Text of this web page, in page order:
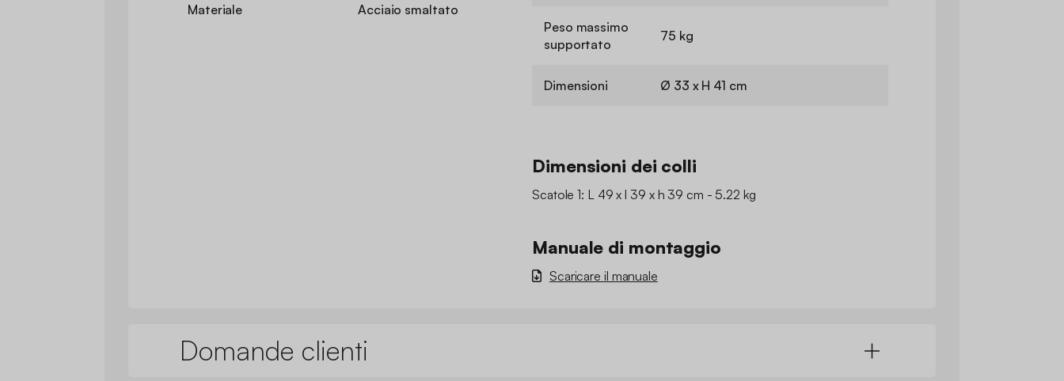
Materiale Acciaio smaltato
Peso massimo
supportato
75 kg
Dimensioni Ø 33 x H 41 cm
Dimensioni dei colli
Scatole 1: L 49 x l 39 x h 39 cm - 5.22 kg
Manuale di montaggio
Scaricare il manuale
Domande clienti